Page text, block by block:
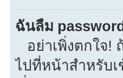
ฉันลืม
อย่าเพิ่งตกใจ!
ไปที่หน้าสำหรับ